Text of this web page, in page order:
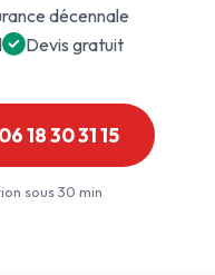
décennale
Devis gratuit
18 30 31 15
sous 30 min